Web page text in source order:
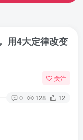
用4大定律改变
关注
0 128 12